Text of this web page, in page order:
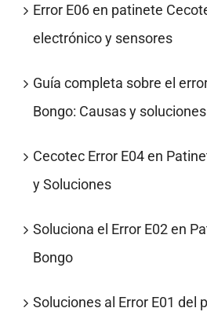
Error E06 en patinete
electrónico y sensores
Guía completa sobre el
Bongo: Causas y
Cecotec Error E04 en
y Soluciones
Soluciona el Error E02 en
Bongo
Soluciones al Error E01 del